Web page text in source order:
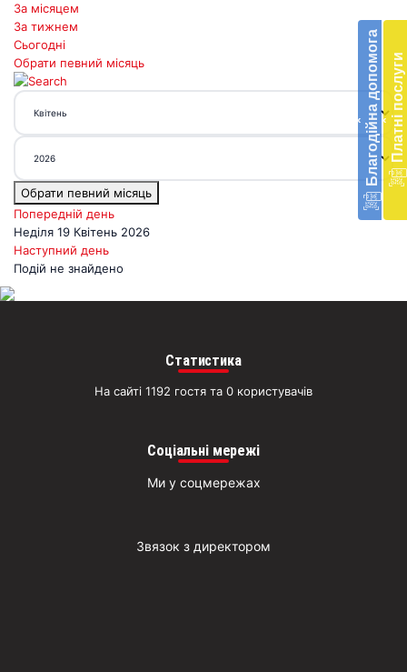
‹ Благодійна допомогав
‹ Платні послуги
За місяцем
За тижнем
Сьогодні
Обрати певний місяць
Обрати певний місяць
Попередній день
Неділя 19 Квітень 2026
Наступний день
Подій не знайдено
Статистика
На сайті 1192 гостя та 0 користувачів
Соціальні мережі
Ми у соцмережах
Звязок з директором